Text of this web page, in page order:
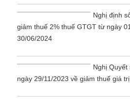
Nghị định
giảm thuế 2% thuế GTGT từ ngày
30/06/2024
Nghị Quyết
ngày 29/11/2023 về giảm thuế giá